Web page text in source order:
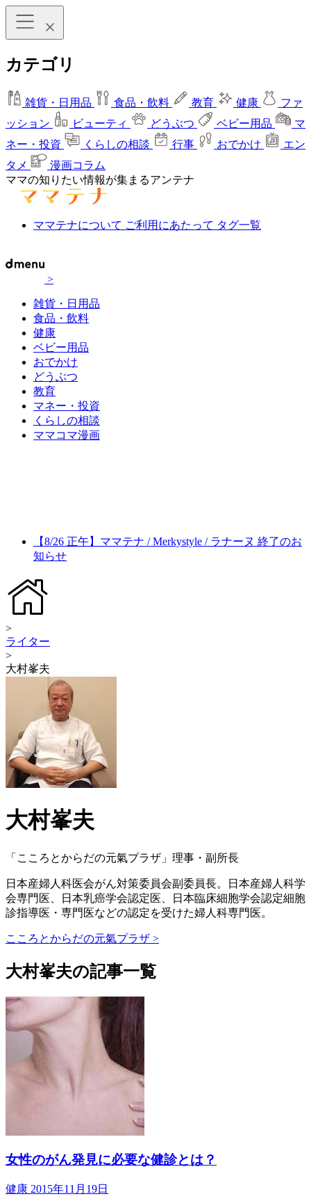
カテゴリ
雑貨・日用品 食品・飲料 教育 健康
ファ
ッション
ビューティ どうぶつ ベビー用品
マ
ネー・投資
くらしの相談 行事 おでかけ
エン
タメ
漫画コラム
ママの知りたい情報が集まるアンテナ
ママテナについて ご利用にあたって タグ一覧
>
雑貨・日用品
食品・飲料
健康
ベビー用品
おでかけ
どうぶつ
教育
マネー・投資
くらしの相談
ママコマ漫画
【8/26 正午】ママテナ / Merkystyle / ラナーヌ 終了のお
知らせ
>
ライター
>
大村峯夫
大村峯夫
「こころとからだの元氣プラザ」理事・副所長
日本産婦人科医会がん対策委員会副委員長。日本産婦人科学
会専門医、日本乳癌学会認定医、日本臨床細胞学会認定細胞
診指導医・専門医などの認定を受けた婦人科専門医。
こころとからだの元氣プラザ >
大村峯夫の記事一覧
女性のがん発見に必要な健診とは？
健康 2015年11月19日